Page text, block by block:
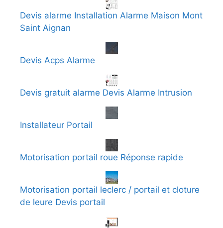
Devis alarme Installation Alarme Maison Mont
Saint Aignan
Devis Acps Alarme
Devis gratuit alarme Devis Alarme Intrusion
Installateur Portail
Motorisation portail roue Réponse rapide
Motorisation portail leclerc / portail et cloture
de leure Devis portail